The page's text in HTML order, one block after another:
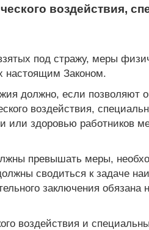
воздействия,
под стражу, меры
настоящим Законом.
должно, если позволяют
воздействия,
или здоровью работников
превышать меры,
сводиться к задаче
заключения обязана
воздействия и